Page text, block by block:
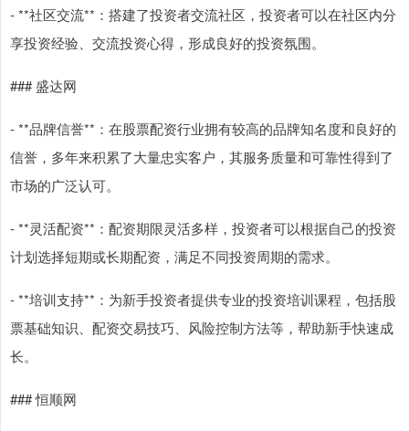
- **社区交流**：搭建了投资者交流社区，投资者可以在社区内分
享投资经验、交流投资心得，形成良好的投资氛围。
### 盛达网
- **品牌信誉**：在股票配资行业拥有较高的品牌知名度和良好的
信誉，多年来积累了大量忠实客户，其服务质量和可靠性得到了
市场的广泛认可。
- **灵活配资**：配资期限灵活多样，投资者可以根据自己的投资
计划选择短期或长期配资，满足不同投资周期的需求。
- **培训支持**：为新手投资者提供专业的投资培训课程，包括股
票基础知识、配资交易技巧、风险控制方法等，帮助新手快速成
长。
### 恒顺网